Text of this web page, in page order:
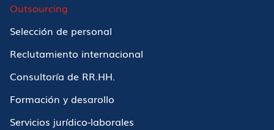
Outsourcing
Selección de personal
Reclutamiento internacional
Consultoría de RR.HH.
Formación y desarollo
Servicios jurídico-laborales